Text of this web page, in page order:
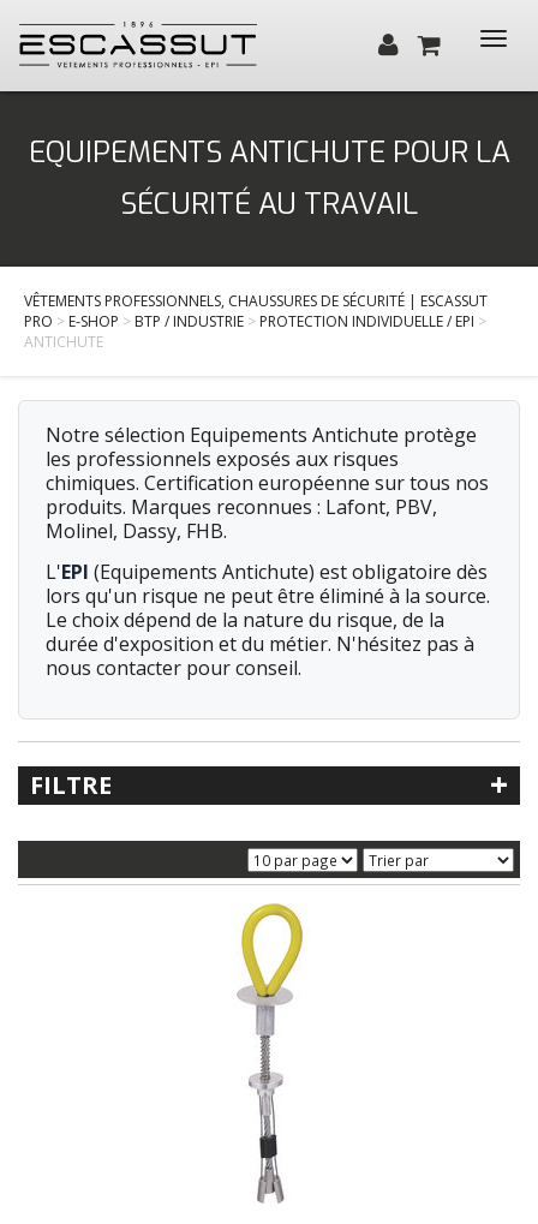
Santé, Bien-être
Cuisine, Hôtellerie, Restauration
Services
Actualités
Contact
EQUIPEMENTS ANTICHUTE POUR LA
SÉCURITÉ AU TRAVAIL
VÊTEMENTS PROFESSIONNELS, CHAUSSURES DE SÉCURITÉ | ESCASSUT
PRO > E-SHOP > BTP / INDUSTRIE > PROTECTION INDIVIDUELLE / EPI >
ANTICHUTE
Notre sélection Equipements Antichute protège
les professionnels exposés aux risques
chimiques. Certification européenne sur tous nos
produits. Marques reconnues : Lafont, PBV,
Molinel, Dassy, FHB.
L'EPI (Equipements Antichute) est obligatoire dès
lors qu'un risque ne peut être éliminé à la source.
Le choix dépend de la nature du risque, de la
durée d'exposition et du métier. N'hésitez pas à
nous contacter pour conseil.
FILTRE +
Recherche libre
< Protection Individuelle / EPI